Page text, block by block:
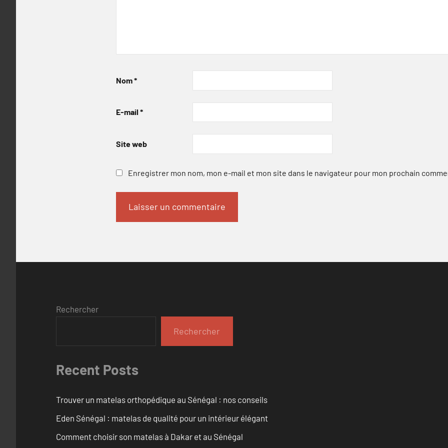
Nom*
E-mail *
Site web
Enregistrer mon nom, mon e-mail et mon site dans le navigateur pour mon prochain
Rechercher
Rechercher
Recent Posts
Trouver un matelas orthopédique au Sénégal : nos conseils
Eden Sénégal : matelas de qualité pour un intérieur élégant
Comment choisir son matelas à Dakar et au Sénégal